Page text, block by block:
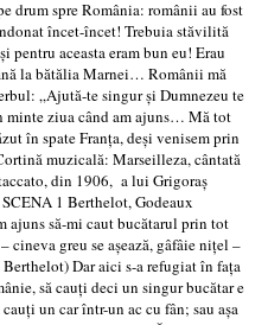
drum spre România: românii au fost
încet-încet! Trebuia stăvilită
aceasta eram bun eu! Erau
la bătălia Marnei… Românii mă
„Ajută-te singur şi Dumnezeu te
minte ziua când am ajuns… Mă tot
în spate Franţa, deşi venisem prin
muzicală: Marseilleza, cântată
din 1906, a lui Grigoraş
1 Berthelot, Godeaux
ajuns să-mi caut bucătarul prin tot
cineva greu se aşează, gâfâie niţel –
Dar aici s-a refugiat în faţa
să cauţi deci un singur bucătar e
un car într-un ac cu fân; sau aşa